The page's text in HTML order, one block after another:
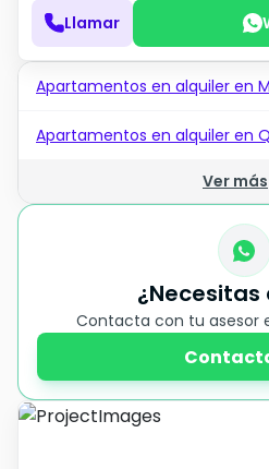
Llamar
Apartamentos en alquiler en
Ver más
¿Necesitas
Contacta con tu asesor